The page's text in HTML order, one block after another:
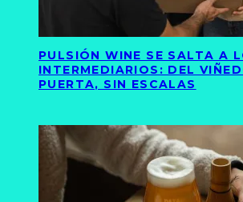
PULSIÓN WINE SE SALTA A
INTERMEDIARIOS: DEL
PUERTA, SIN ESCALAS